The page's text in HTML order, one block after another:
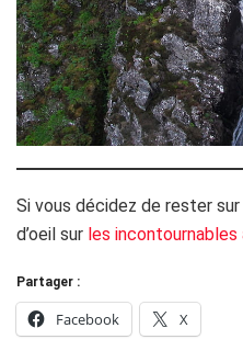
Si vous décidez de rester
d’oeil sur les incontournables
Partager :
Facebook X